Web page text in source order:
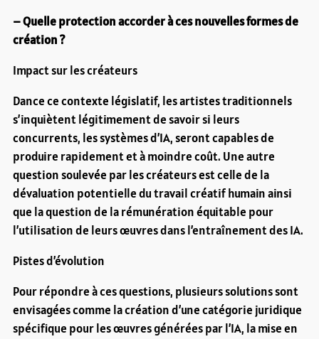
– Quelle protection accorder à ces nouvelles formes de
création ?
Impact sur les créateurs
Dance ce contexte législatif, les artistes traditionnels
s’inquiètent légitimement de savoir si leurs
concurrents, les systèmes d’IA, seront capables de
produire rapidement et à moindre coût. Une autre
question soulevée par les créateurs est celle de la
dévaluation potentielle du travail créatif humain ainsi
que la question de la rémunération équitable pour
l’utilisation de leurs œuvres dans l’entraînement des IA.
Pistes d’évolution
Pour répondre à ces questions, plusieurs solutions sont
envisagées comme la création d’une catégorie juridique
spécifique pour les œuvres générées par l’IA, la mise en